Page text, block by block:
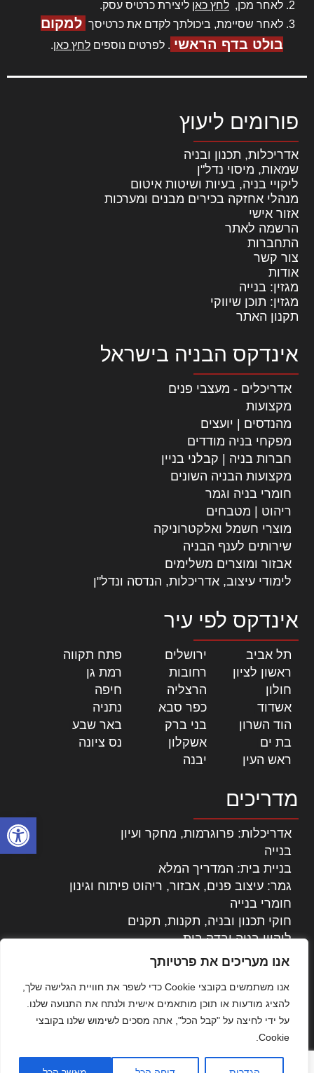
פתח
אנו מעריכים את פרטיותך
אנו משתמשים בקובצי Cookie כדי לשפר את חוויית הגלישה שלך,
להציג מודעות או תוכן מותאמים אישית ולנתח את התנועה שלנו.
על ידי לחיצה על "קבל הכל", אתה מסכים לשימוש שלנו בקובצי
Cookie.
לאחר מכן, לחץ כאן ליצירת כרטיס עסק.
לאחר שסיימת, ביכולתך לקדם את כרטיסך למקום
בולט בדף הראשי . לפרטים נוספים לחץ כאן.
פורומים ליעוץ
אדריכלות, תכנון ובניה
שמאות, מיסוי נדל"ן
ליקויי בניה, בעיות ושיטות איטום
מנהלי אחזקה בכירים מבנים ומערכות
אזור אישי
הרשמה לאתר
התחברות
צור קשר
אודות
מגזין: בנייה
מגזין: תוכן שיווקי
תקנון האתר
אינדקס הבניה בישראל
אדריכלים - מעצבי פנים
מקצועות
מהנדסים | יועצים
מפקחי בניה מודדים
חברות בניה | קבלני בניין
מקצועות הבניה השונים
חומרי בניה וגמר
ריהוט | מטבחים
מוצרי חשמל ואלקטרוניקה
שירותים לענף הבניה
אבזור ומוצרים משלימים
לימודי עיצוב, אדריכלות, הנדסה ונדל"ן
אינדקס לפי עיר
תל אביב ירושלים פתח תקווה
ראשון לציון
רחובות רמת גן
חולון
הרצליה חיפה
אשדוד
כפר סבא נתניה
הוד השרון
בני ברק באר שבע
בת ים
אשקלון נס ציונה
ראש העין
יבנה
מדריכים
אדריכלות: פרוגרמות, מחקר ועיון
בנייה
בניית בית: המדריך המלא
גמר: עיצוב פנים, אבזור, ריהוט פיתוח וגינון
חומרי בנייה
חוקי תכנון ובניה, תקנות, תקנים
ליקויי בניה ובדק בית
נדל"ן: זכויות, אגרות ועסקאות
עקרונות ניהול אחזקה מתקדמות
צילום אדריכלי
שיווק נדלן
שיטות בניה: מפרטים והמלצות
תוכן שיווקי